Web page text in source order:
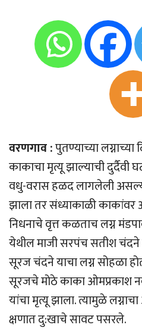
वरणगाव :पुतण्याच्या
काकाचा मृत्यू झाल्याची दुर्दैवी
वधु-वरास हळद लागलेली
झाला तर संध्याकाळी
निधनाचे वृत्त कळताच लग्न
येथील माजी सरपंच सतीश चंदने
सूरज चंदने याचा लग्न सोहळा
सूरजचे मोठे काका ओमप्रकाश
यांचा मृत्यू झाला. त्यामुळे
क्षणात दु:खाचे सावट पसरले.